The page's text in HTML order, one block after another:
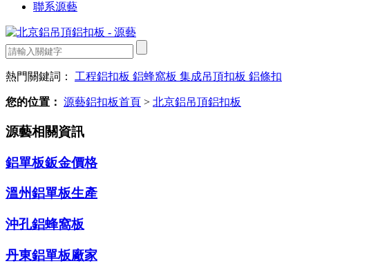
聯系源藝
熱門關鍵詞： 工程鋁扣板 鋁蜂窩板 集成吊頂扣板 鋁條扣
您的位置： 源藝鋁扣板首頁 > 北京鋁吊頂鋁扣板
源藝相關資訊
鋁單板鈑金價格
溫州鋁單板生產
沖孔鋁蜂窩板
丹東鋁單板廠家